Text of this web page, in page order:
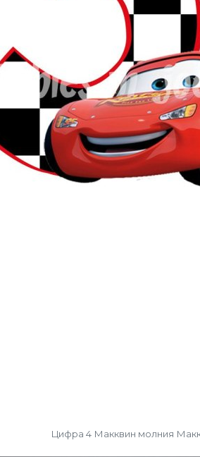
Цифра 4 Макквин молния